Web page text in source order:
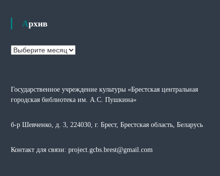
Архив
А
в
Государственное учреждение культуры «Брестская центральная
городская библиотека им. А.С. Пушкина»
б-р Шевченко, д. 3, 224030, г. Брест, Брестская область, Беларусь
Контакт для связи: project.gcbs.brest@gmail.com